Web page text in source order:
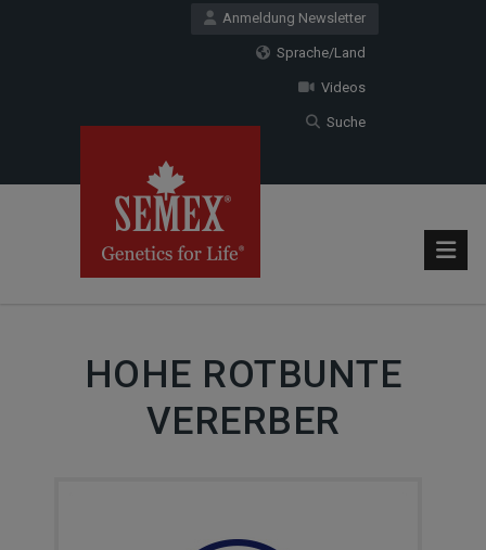
Anmeldung Newsletter
Sprache/Land
Videos
Suche
HOHE ROTBUNTE
VERERBER